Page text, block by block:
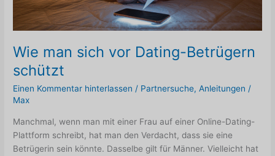
Wie man sich vor Dating-Betrügern
schützt
Einen Kommentar hinterlassen / Partnersuche, Anleitungen /
Max
Manchmal, wenn man mit einer Frau auf einer Online-Dating-
Plattform schreibt, hat man den Verdacht, dass sie eine
Betrügerin sein könnte. Dasselbe gilt für Männer. Vielleicht hat